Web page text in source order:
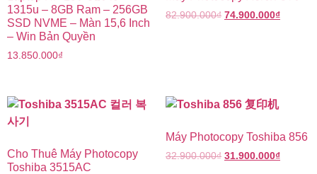
1315u – 8GB Ram – 256GB
SSD NVME – Màn 15,6 Inch
– Win Bản Quyền
13.850.000₫
82.900.000₫ 74.900.000₫
Cho Thuê Máy Photocopy
Toshiba 3515AC
Máy Photocopy Toshiba 856
32.900.000₫ 31.900.000₫